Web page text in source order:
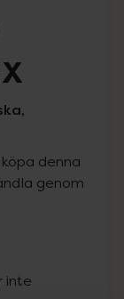
denna
genom
inte